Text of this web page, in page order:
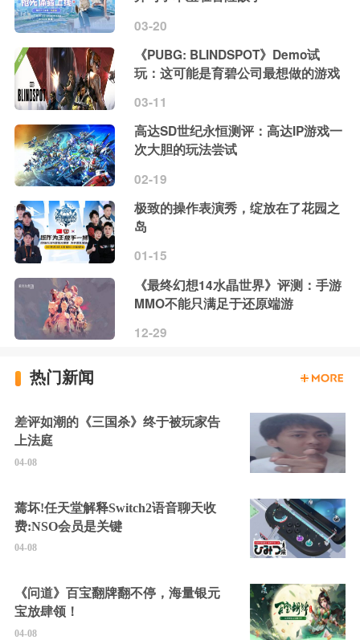
03-20
《PUBG: BLINDSPOT》Demo试
玩：这可能是育碧公司最想做的游戏
03-11
高达SD世纪永恒测评：高达IP游戏一
次大胆的玩法尝试
02-19
极致的操作表演秀，绽放在了花园之
岛
01-15
《最终幻想14水晶世界》评测：手游
MMO不能只满足于还原端游
12-29
热门新闻
差评如潮的《三国杀》终于被玩家告
上法庭
04-08
蔫坏!任天堂解释Switch2语音聊天收
费:NSO会员是关键
04-08
《问道》百宝翻牌翻不停，海量银元
宝放肆领！
04-08